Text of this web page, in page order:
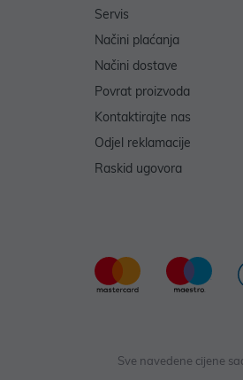
Servis
Načini plaćanja
Načini dostave
Povrat proizvoda
Kontaktirajte nas
Odjel reklamacije
Raskid ugovora
Sve navedene cijene